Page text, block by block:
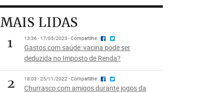
MAIS LIDAS
1
13:36 - 17/05/2023 - Compartilhe
Gastos com saúde: vacina pode ser
deduzida no Imposto de Renda?
2 18:03 - 25/11/2022 - Compartilhe
Churrasco com amigos durante jogos da